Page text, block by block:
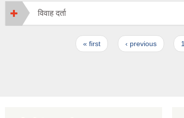
विवाह दर्ता
« first ‹ previous 1